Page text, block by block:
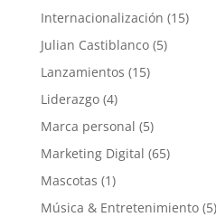
Internacionalización (15)
Julian Castiblanco(5)
Lanzamientos (15)
Liderazgo(4)
Marca personal (5)
Marketing Digital (65)
Mascotas (1)
Música & Entretenimiento(5)